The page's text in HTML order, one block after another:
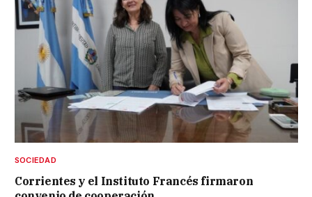
SOCIEDAD
Corrientes y el Instituto Francés firmaron